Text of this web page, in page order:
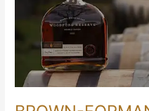
WHISKY
AMERICANO
ESPAÑA